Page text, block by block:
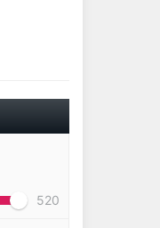
520